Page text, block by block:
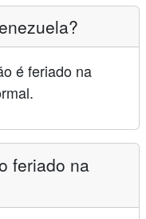
é feriado na
feriado na